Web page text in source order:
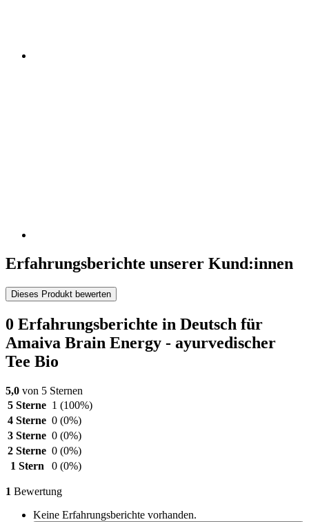
Erfahrungsberichte unserer Kund:innen
Dieses Produkt bewerten
0 Erfahrungsberichte in Deutsch für
Amaiva Brain Energy - ayurvedischer
Tee Bio
5,0 von 5 Sternen
5 Sterne 1 (100%)
4 Sterne 0 (0%)
3 Sterne 0 (0%)
2 Sterne 0 (0%)
1 Stern
0 (0%)
1 Bewertung
Keine Erfahrungsberichte vorhanden.